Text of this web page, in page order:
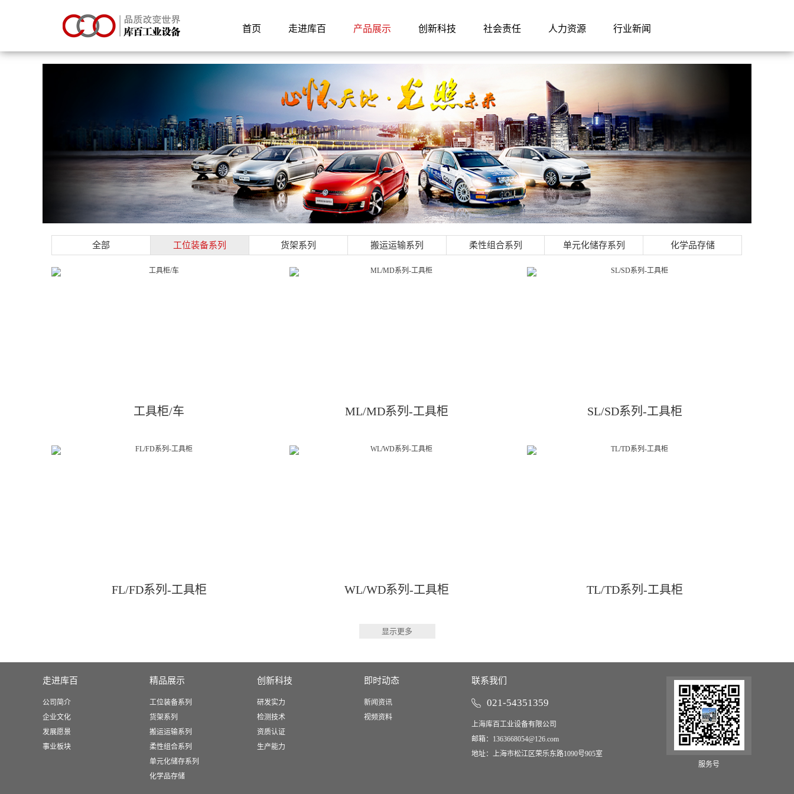
首页 走进库百 产品展示 创新科技 社会责任 人力资源 行业新闻
全部 工位装备系列 货架系列 搬运运输系列 柔性组合系列 单元化储存系列 化学品存储
工具柜/车 ML/MD系列-工具柜 SL/SD系列-工具柜
FL/FD系列-工具柜 WL/WD系列-工具柜 TL/TD系列-工具柜
显示更多
走进库百
公司简介
企业文化
发展愿景
事业板块
精品展示
工位装备系列
货架系列
搬运运输系列
柔性组合系列
单元化储存系列
化学品存储
创新科技
研发实力
检测技术
资质认证
生产能力
即时动态
新闻资讯
视频资料
联系我们
021-54351359
上海库百工业设备有限公司
邮箱： 1363668054@126.com
地址：上海市松江区荣乐东路1090号905室
服务号